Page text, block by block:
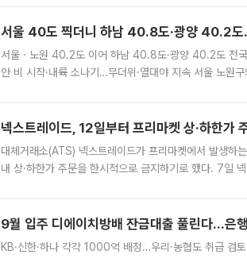
서울 40도 찍더니 하남 40.8도·광양 40.2
서울ㆍ노원 40.2도 이어 하남 40.8도·광양 40.2도 전
안 비 시작·내륙 소나기…무더위·열대야 지속 서울 노원
넥스트레이드, 12일부터 프리마켓 상·하한가
대체거래소(ATS) 넥스트레이드가 프리마켓에서 발생하
내 상·하한가 주문을 한시적으로 금지하기로 했다. 7일
9월 입주 디에이치방배 잔금대출 풀린다…은
KB·신한·하나 각각 1000억 배정…우리·농협도 취급 검